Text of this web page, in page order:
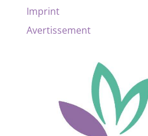
Imprint
Avertissement